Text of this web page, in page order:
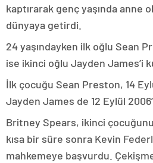
kaptırarak genç yaşında anne
dünyaya getirdi.
24 yaşındayken ilk oğlu Sean
ise ikinci oğlu Jayden James’i
İlk çocuğu Sean Preston, 14
Jayden James de 12 Eylül
Britney Spears, ikinci
kısa bir süre sonra Kevin
mahkemeye başvurdu.